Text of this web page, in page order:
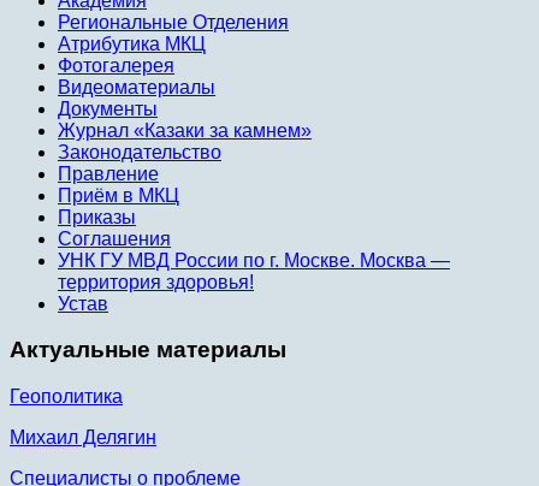
Региональные Отделения
Атрибутика МКЦ
Фотогалерея
Видеоматериалы
Документы
Журнал «Казаки за камнем»
Законодательство
Правление
Приём в МКЦ
Приказы
Соглашения
УНК ГУ МВД России по г. Москве. Москва —
территория здоровья!
Устав
Актуальные материалы
Геополитика
Михаил Делягин
Специалисты о проблеме